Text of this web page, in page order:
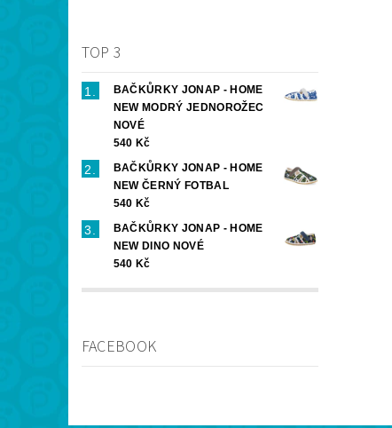
TOP 3
BAČKŮRKY JONAP - HOME
NEW MODRÝ JEDNOROŽEC
NOVÉ
540 Kč
BAČKŮRKY JONAP - HOME
NEW ČERNÝ FOTBAL
540 Kč
BAČKŮRKY JONAP - HOME
NEW DINO NOVÉ
540 Kč
FACEBOOK